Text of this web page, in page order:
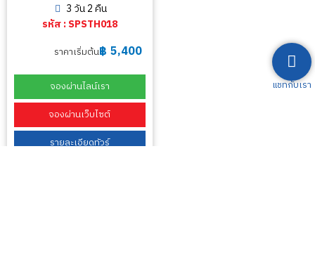
3 วัน 2 คืน
รหัส : SPSTH018
ราคาเริ่มต้น฿ 5,400
จองผ่านไลน์เรา
จองผ่านเว็บไซต์
รายละเอียดทัวร์
แชทกับเรา